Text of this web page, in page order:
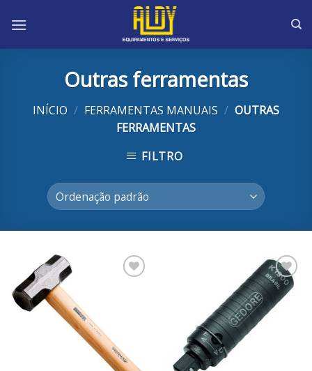
Outras ferramentas
INÍCIO / FERRAMENTAS MANUAIS / OUTRAS
FERRAMENTAS
FILTRO
Adicionar
aos
meus
desejos